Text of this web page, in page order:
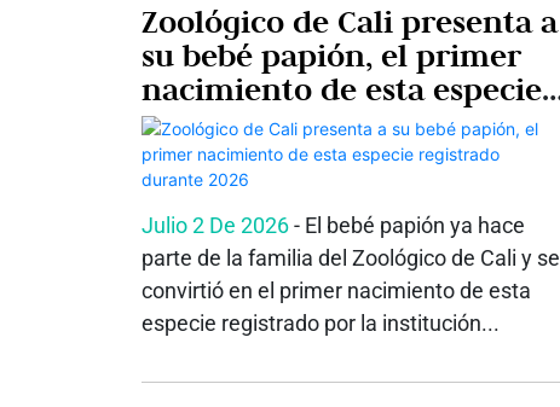
Zoológico de Cali presenta a
su bebé papión, el primer
nacimiento de esta especie
registrado durante 2026
Julio 2 De 2026- El bebé papión ya hace
parte de la familia del Zoológico de Cali y se
convirtió en el primer nacimiento de esta
especie registrado por la institución...